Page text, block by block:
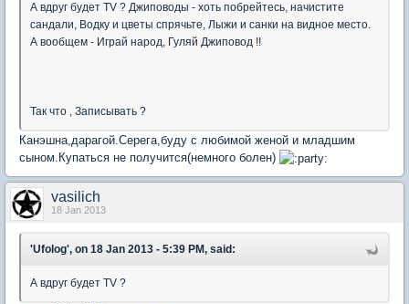
А вдруг будет TV ? Джиповоды - хоть побрейтесь, начистите
сандали, Водку и цветы спрячьте, Лыжи и санки на видное место.
А вообщем - Играй народ, Гуляй Джиповод !!
Так что , Записывать ?
Канэшна,дарагой.Серега,буду с любимой женой и младшим
сыном.Купаться не получится(немного болен)
vasilich
18 Jan 2013
'Ufolog', on 18 Jan 2013 - 5:39 PM, said:
А вдруг будет TV ?